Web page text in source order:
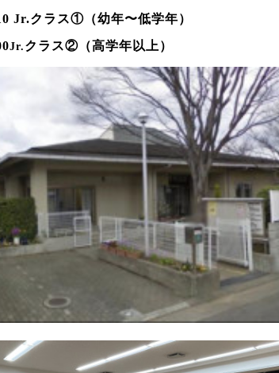
Jr.クラス①（幼年〜低学年）
Jr. クラス②（高学年以上）